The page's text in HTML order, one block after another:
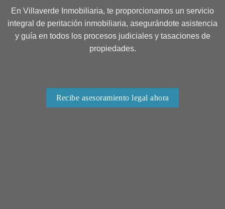
En Villaverde Inmobiliaria, te proporcionamos un servicio
integral de peritación inmobiliaria, asegurándote asistencia
y guía en todos los procesos judiciales y tasaciones de
propiedades.
Recibe asesoramiento legal ahora